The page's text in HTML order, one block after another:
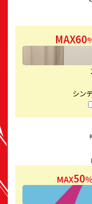
MAX60
シン
MAX50